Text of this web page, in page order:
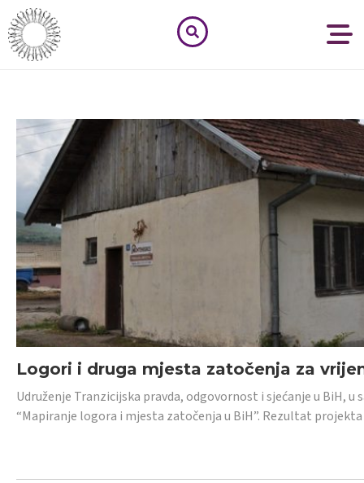
Logori i druga mjesta zatočenja za
Udruženje Tranzicijska pravda, odgovornost i sjećanje u BiH,
“Mapiranje logora i mjesta zatočenja u BiH”. Rezultat